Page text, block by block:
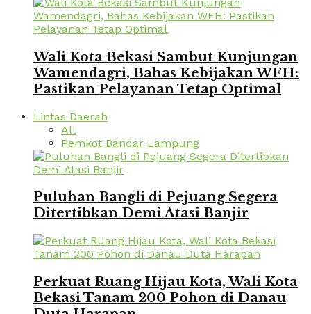
Wali Kota Bekasi Sambut Kunjungan
Wamendagri, Bahas Kebijakan WFH:
Pastikan Pelayanan Tetap Optimal
Lintas Daerah
All
Pemkot Bandar Lampung
Puluhan Bangli di Pejuang Segera
Ditertibkan Demi Atasi Banjir
Perkuat Ruang Hijau Kota, Wali Kota
Bekasi Tanam 200 Pohon di Danau